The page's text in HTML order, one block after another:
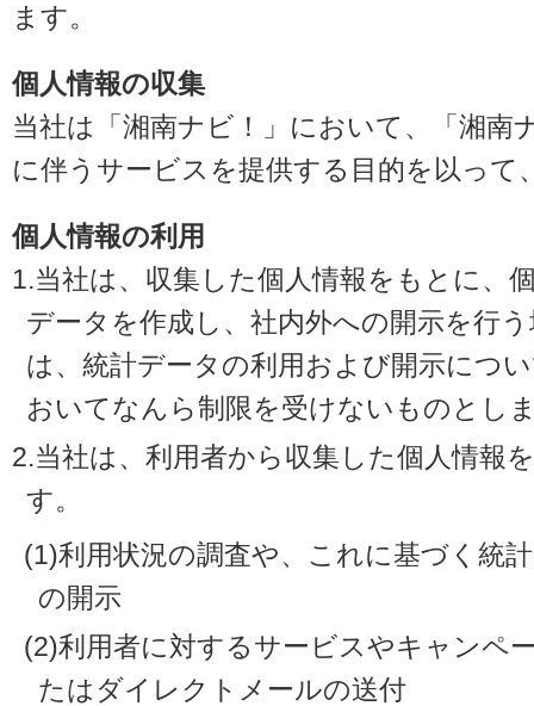
ます。
個人情報の収集
当社は「湘南ナビ！」において、「湘南
に伴うサービスを提供する目的を以って
個人情報の利用
1.当社は、収集した個人情報をもとに、
データを作成し、社内外への開示を行
は、統計データの利用および開示につ
おいてなんら制限を受けないものとし
2.当社は、利用者から収集した個人情報
す。
(1)利用状況の調査や、これに基づく統
の開示
(2)利用者に対するサービスやキャンペ
たはダイレクトメールの送付